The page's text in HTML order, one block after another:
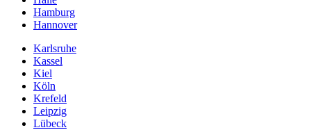
Hamburg
Hannover
Karlsruhe
Kassel
Kiel
Köln
Krefeld
Leipzig
Lübeck